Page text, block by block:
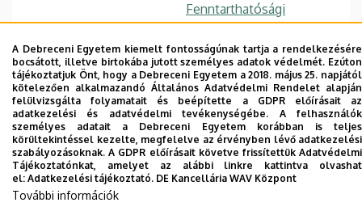
Fenntarthatósági
Központ
E-mail karacs.csaba@unideb.hu
Dolgozói adatmódosítás igénylése a DE
telefonkönyvében|
Külső személyek rögzítése a
DE telefonkönyvében|Súgó|Hibabejelentés
A Debreceni Egyetem kiemelt fontosságúnak tartja a rendelkezésére
bocsátott, illetve birtokába jutott személyes adatok védelmét. Ezúton
tájékoztatjuk Önt, hogy a Debreceni Egyetem a 2018. május 25. napjától
kötelezően alkalmazandó Általános Adatvédelmi Rendelet alapján
felülvizsgálta folyamatait és beépítette a GDPR előírásait az
adatkezelési és adatvédelmi tevékenységébe. A felhasználók
személyes adatait a Debreceni Egyetem korábban is teljes
körültekintéssel kezelte, megfelelve az érvényben lévő adatkezelési
szabályozásoknak. A GDPR előírásait követve frissítettük Adatvédelmi
Tájékoztatónkat, amelyet az alábbi linkre kattintva olvashat
el: Adatkezelési tájékoztató. DE Kancellária WAV Központ
További információk